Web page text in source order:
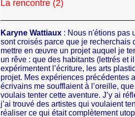
La rencontre (2)
Karyne Wattiaux : Nous n'étions pas
sont croisés parce que je
mettre en œuvre un projet auquel je
un rêve : que des habitants (lettrés et
expérimentent l’écriture, les arts
projet. Mes expériences précédentes
écrivains me soufflaient à l’oreille,
voulais tenter cette aventure. J’y ai
j’ai trouvé des artistes qui voulaient
réaliser ce qui était complètement